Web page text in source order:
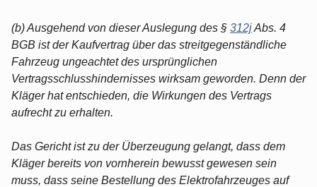
(b) Ausgehend von dieser Auslegung des § 312jAbs. 4
BGB ist der Kaufvertrag über das streitgegenständliche
Fahrzeug ungeachtet des ursprünglichen
Vertragsschlusshindernisses wirksam geworden. Denn der
Kläger hat entschieden, die Wirkungen des Vertrags
aufrecht zu erhalten.
Das Gericht ist zu der Überzeugung gelangt, dass dem
Kläger bereits von vornherein bewusst gewesen sein
muss, dass seine Bestellung des Elektrofahrzeuges auf